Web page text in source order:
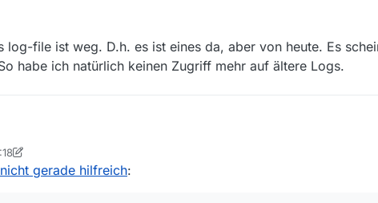
den aufruf vom ffmpeg, den könntest an der konsole manuell
log-file ist weg. D.h. es ist eines da, aber von heute. Es
habe ich natürlich keinen Zugriff mehr auf ältere Logs.
habe ich natürlich keinen Zugriff mehr auf ältere Logs.
gerade hilfreich: